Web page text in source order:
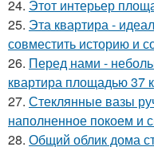
24. Этот интерьер
25. Эта квартира -
совместить историю и
26. Перед нами -
квартира площадью 37
27. Стеклянные вазы
наполненное покоем и
28. Общий облик дома